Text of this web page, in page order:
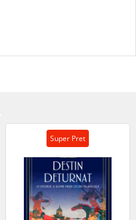
Super Pret